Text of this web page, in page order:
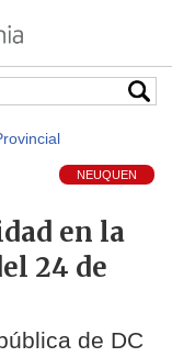
NEUQUEN
en la
24 de
de DC